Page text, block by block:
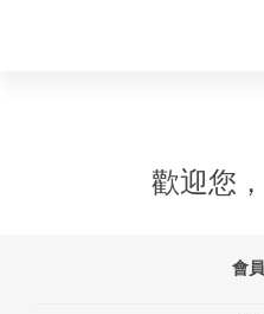
歡迎您
會